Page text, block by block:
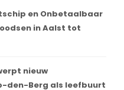
en Onbetaalbaar
in Aalst tot
nieuw
den-Berg als leefbuurt